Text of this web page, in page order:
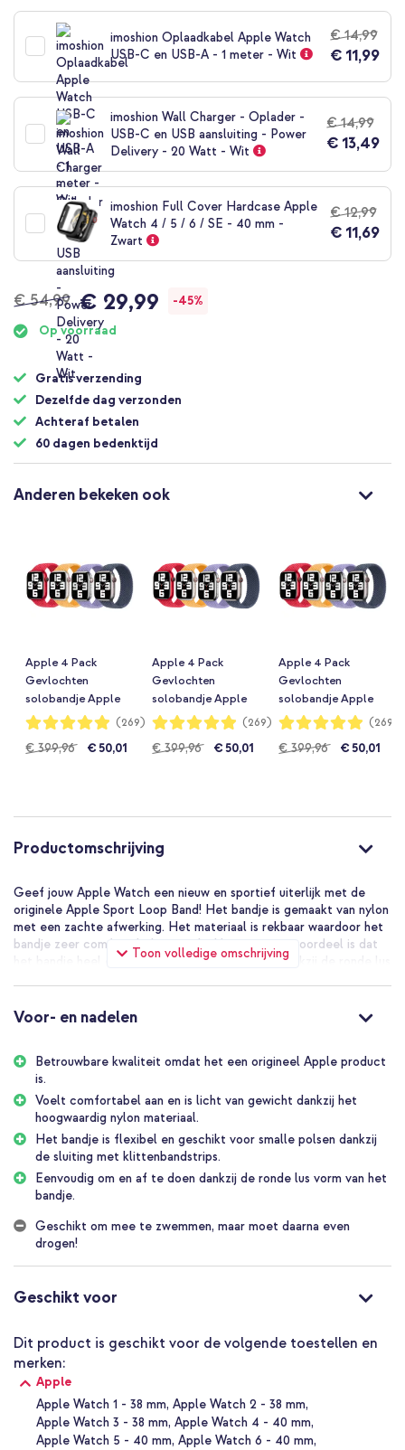
imoshion Oplaadkabel Apple Watch
USB-C en USB-A - 1 meter - Wit
€ 14,99
€ 11,99
imoshion Wall Charger - Oplader -
USB-C en USB aansluiting - Power
Delivery - 20 Watt - Wit
€ 14,99
€ 13,49
imoshion Full Cover Hardcase Apple
Watch 4 / 5 / 6 / SE - 40 mm -
Zwart
€ 12,99
€ 11,69
€ 54,99 € 29,99
-45%
Op voorraad
Gratis verzending
Dezelfde dag verzonden
Achteraf betalen
60 dagen bedenktijd
Anderen bekeken ook
Apple 4 Pack
Gevlochten
solobandje Apple
Watch | 38/40/41/42
(PRODUCT)RED /
Waardering:
98%
(269)
Normale
€ 399,96 € 50,01
Apple 4 Pack
Gevlochten
solobandje Apple
Watch | 38/40/41/42
(PRODUCT)RED /
Waardering:
98%
(269)
Normale
€ 399,96 € 50,01
Apple 4 Pack
Gevlochten
solobandje Apple
Watch | 38/40/41/42
(PRODUCT)RED /
Waardering:
98%
(269)
Normale
€ 399,96 € 50,01
Productomschrijving
Toon volledige omschrijving
Geef jouw Apple Watch een nieuw en sportief uiterlijk met de
originele Apple Sport Loop Band! Het bandje is gemaakt van nylon
met een zachte afwerking. Het materiaal is rekbaar waardoor het
bandje zeer comfortabel aanvoelt. Het grootste voordeel is dat
het bandje heel eenvoudig om en af te doen is dankzij de ronde lus
Origineel Apple product
Apple bekend om staat, in dit product gewaarborgd. Het bandje
voelt comfortabel aan en is licht van gewicht.
Geweven sportbandje van hoogwaardig nylon
De Sport Loop is een lichtgewicht, geweven sportbandje van
hoogwaardig nylon dat uit één stuk bestaat. De band is gemaakt
van duizenden kleine lusjes, net als een badhanddoek. De lusjes
zorgen ervoor dat de sportband beter kan ademen. Het materiaal
is zweetbestendig, perfect tijdens intensieve workouts. De stof is
namelijk speciaal ontwikkeld om snel weer op te drogen. Apple’s
normale sportbandje van fluorelastomeer is weliswaar
vochtbestendig en afwasbaar, maar omdat je huid volledig wordt
afgesloten kun je er onder gaan zweten.
Krachtige klittenbandsluiting
horlogebandje. Dat zorgt ervoor dat het bandje flexibel is, maar
toch voldoende grip heeft. De klittenbandstrips zijn met hitte op
de band geperst en maken deel uit van het bandje zelf. Ze zitten
daardoor stevig vast en zijn ook niet zichtbaar aan de buitenkant
van het bandje. Dankzij de klittenbandsluiting is het bandje ook
geschikt voor smalle polsen.
Voor- en nadelen
Betrouwbare kwaliteit omdat het een origineel Apple product
is.
Voelt comfortabel aan en is licht van gewicht dankzij het
hoogwaardig nylon materiaal.
Het bandje is flexibel en geschikt voor smalle polsen dankzij
de sluiting met klittenbandstrips.
Eenvoudig om en af te doen dankzij de ronde lus vorm van het
bandje.
Geschikt om mee te zwemmen, maar moet daarna even
drogen!
Geschikt voor
Dit product is geschikt voor de volgende toestellen en
merken:
Apple
Apple Watch 1 - 38 mm Apple Watch 2 - 38 mm
Apple Watch 3 - 38 mm Apple Watch 4 - 40 mm
Apple Watch 5 - 40 mm Apple Watch 6 - 40 mm